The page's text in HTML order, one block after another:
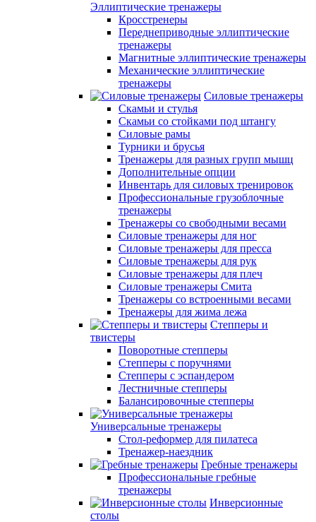
Эллиптические тренажеры
Кросстренеры
Переднеприводные эллиптические
тренажеры
Магнитные эллиптические тренажеры
Механические эллиптические
тренажеры
Силовые тренажеры
Скамьи и стулья
Скамьи со стойками под штангу
Силовые рамы
Турники и брусья
Тренажеры для разных групп мышц
Дополнительные опции
Инвентарь для силовых тренировок
Профессиональные грузоблочные
тренажеры
Тренажеры со свободными весами
Силовые тренажеры для ног
Силовые тренажеры для пресса
Силовые тренажеры для рук
Силовые тренажеры для плеч
Силовые тренажеры Смита
Тренажеры со встроенными весами
Тренажеры для жима лежа
Степперы и
твистеры
Поворотные степперы
Степперы с поручнями
Степперы с эспандером
Лестничные степперы
Балансировочные степперы
Универсальные тренажеры
Стол-реформер для пилатеса
Тренажер-наездник
Гребные тренажеры
Профессиональные гребные
тренажеры
Инверсионные
столы